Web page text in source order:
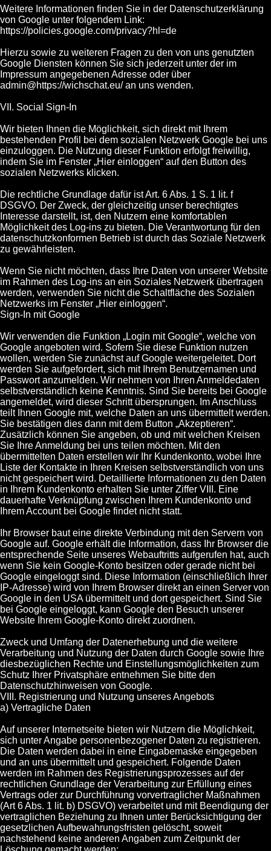
Weitere Informationen finden Sie in der Datenschutzerklärung
von Google unter folgendem Link:
https://policies.google.com/privacy?hl=de
Hierzu sowie zu weiteren Fragen zu den von uns genutzten
Google Diensten können Sie sich jederzeit unter der im
Impressum angegebenen Adresse oder über
admin@https://wichschat.eu/ an uns wenden.
VII. Social Sign-In
Wir bieten Ihnen die Möglichkeit, sich direkt mit Ihrem
bestehenden Profil bei dem sozialen Netzwerk Google bei uns
einzuloggen. Die Nutzung dieser Funktion erfolgt freiwillig,
indem Sie im Fenster „Hier einloggen“ auf den Button des
sozialen Netzwerks klicken.
Die rechtliche Grundlage dafür ist Art. 6 Abs. 1 S. 1 lit. f
DSGVO. Der Zweck, der gleichzeitig unser berechtigtes
Interesse darstellt, ist, den Nutzern eine komfortablen
Möglichkeit des Log-ins zu bieten. Die Verantwortung für den
datenschutzkonformen Betrieb ist durch das Soziale Netzwerk
zu gewährleisten.
Wenn Sie nicht möchten, dass Ihre Daten von unserer Website
im Rahmen des Log-ins an ein Soziales Netzwerk übertragen
werden, verwenden Sie nicht die Schaltfläche des Sozialen
Netzwerks im Fenster „Hier einloggen“.
Sign-In mit Google
Wir verwenden die Funktion „Login mit Google“, welche von
Google angeboten wird. Sofern Sie diese Funktion nutzen
wollen, werden Sie zunächst auf Google weitergeleitet. Dort
werden Sie aufgefordert, sich mit Ihrem Benutzernamen und
Passwort anzumelden. Wir nehmen von Ihren Anmeldedaten
selbstverständlich keine Kenntnis. Sind Sie bereits bei Google
angemeldet, wird dieser Schritt übersprungen. Im Anschluss
teilt Ihnen Google mit, welche Daten an uns übermittelt werden.
Sie bestätigen dies dann mit dem Button „Akzeptieren“.
Zusätzlich können Sie angeben, ob und mit welchen Kreisen
Sie Ihre Anmeldung bei uns teilen möchten. Mit den
übermittelten Daten erstellen wir Ihr Kundenkonto, wobei Ihre
Liste der Kontakte in Ihren Kreisen selbstverständlich von uns
nicht gespeichert wird. Detaillierte Informationen zu den Daten
in Ihrem Kundenkonto erhalten Sie unter Ziffer VIII. Eine
dauerhafte Verknüpfung zwischen Ihrem Kundenkonto und
Ihrem Account bei Google findet nicht statt.
Ihr Browser baut eine direkte Verbindung mit den Servern von
Google auf. Google erhält die Information, dass Ihr Browser die
entsprechende Seite unseres Webauftritts aufgerufen hat, auch
wenn Sie kein Google-Konto besitzen oder gerade nicht bei
Google eingeloggt sind. Diese Information (einschließlich Ihrer
IP-Adresse) wird von Ihrem Browser direkt an einen Server von
Google in den USA übermittelt und dort gespeichert. Sind Sie
bei Google eingeloggt, kann Google den Besuch unserer
Website Ihrem Google-Konto direkt zuordnen.
Zweck und Umfang der Datenerhebung und die weitere
Verarbeitung und Nutzung der Daten durch Google sowie Ihre
diesbezüglichen Rechte und Einstellungsmöglichkeiten zum
Schutz Ihrer Privatsphäre entnehmen Sie bitte den
Datenschutzhinweisen von Google.
VIII. Registrierung und Nutzung unseres Angebots
a) Vertragliche Daten
Auf unserer Internetseite bieten wir Nutzern die Möglichkeit,
sich unter Angabe personenbezogener Daten zu registrieren.
Die Daten werden dabei in eine Eingabemaske eingegeben
und an uns übermittelt und gespeichert. Folgende Daten
werden im Rahmen des Registrierungsprozesses auf der
rechtlichen Grundlage der Verarbeitung zur Erfüllung eines
Vertrags oder zur Durchführung vorvertraglicher Maßnahmen
(Art 6 Abs. 1 lit. b) DSGVO) verarbeitet und mit Beendigung der
vertraglichen Beziehung zu Ihnen unter Berücksichtigung der
gesetzlichen Aufbewahrungsfristen gelöscht, soweit
nachstehend keine anderen Angaben zum Zeitpunkt der